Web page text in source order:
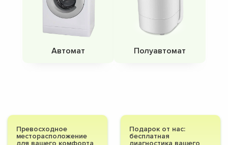
Автомат Полуавтомат
Превосходное
месторасположение
Подарок от нас:
бесплатная